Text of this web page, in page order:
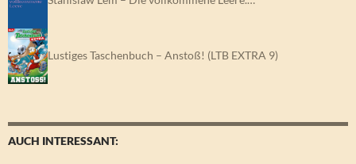
Lustiges Taschenbuch – Anstoß! (LTB EXTRA 9)
AUCH INTERESSANT: